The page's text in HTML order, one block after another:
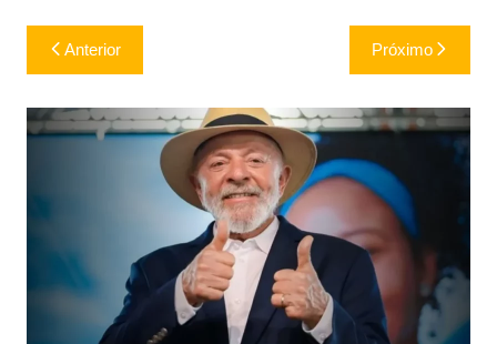
Navegação
de
Post
Anterior Próximo